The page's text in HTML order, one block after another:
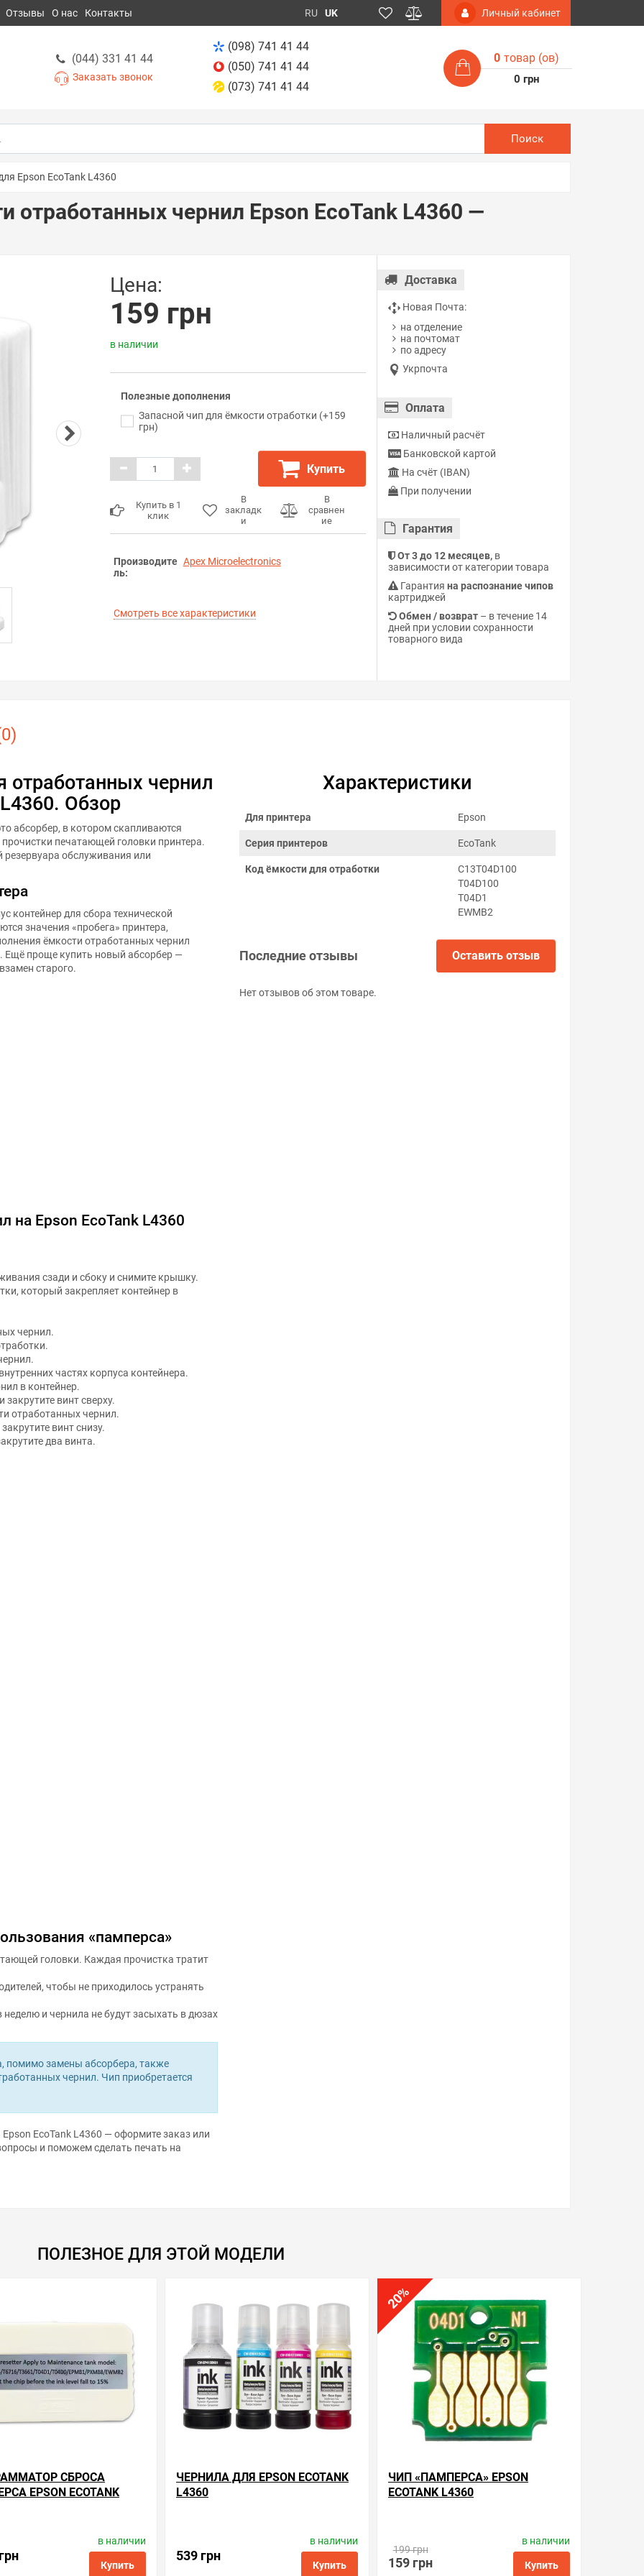
Отзывы О нас Контакты RU UK Личный кабинет
(044) 331 41 44
Заказать звонок
(098) 741 41 44
(050) 741 41 44
(073) 741 41 44
0 товар (ов)
0 грн
Поиск
Epson EcoTank L4360
отработанных чернил Epson EcoTank L4360 —
Цена:
159 грн
в наличии
Полезные дополнения
Запасной чип для ёмкости отработки (+159
грн)
Купить
Купить в 1
клик
В
закладк
и
В
сравнен
ие
Производите
ль:
Apex Microelectronics
Смотреть все характеристики
Доставка
Новая Почта:
на отделение
на почтомат
по адресу
Укрпочта
Оплата
Наличный расчёт
Банковской картой
На счёт (IBAN)
При получении
Гарантия
От 3 до 12 месяцев,в
зависимости от категории товара
Гарантия на распознание чипов
картриджей
Обмен / возврат– в течение 14
дней при условии сохранности
товарного вида
отработанных чернил
Обзор
абсорбер, в котором скапливаются
печатающей головки принтера.
резервуара обслуживания или
контейнер для сбора технической
значения «пробега» принтера,
ёмкости отработанных чернил
проще купить новый абсорбер —
старого.
на Epson EcoTank L4360
сзади и сбоку и снимите крышку.
который закрепляет контейнер в
чернил.
частях корпуса контейнера.
в контейнер.
винт сверху.
отработанных чернил.
винт снизу.
два винта.
головки. Каждая прочистка тратит
чтобы не приходилось устранять
и чернила не будут засыхать в дюзах
чернил. Чип приобретается
и поможем сделать печать на
Характеристики
Для принтера Epson
Серия принтеров EcoTank
Код ёмкости для отработки
C13T04D100
T04D100
T04D1
EWMB2
Последние отзывы Оставить отзыв
Нет отзывов об этом товаре.
ПОЛЕЗНОЕ ДЛЯ ЭТОЙ МОДЕЛИ
EPSON ECOTANK
Купить
rse.t04d1
L4360
Купить
ink.e.101.4
20
%
ECOTANK L4360
159 грн Купить
ce.t04d1